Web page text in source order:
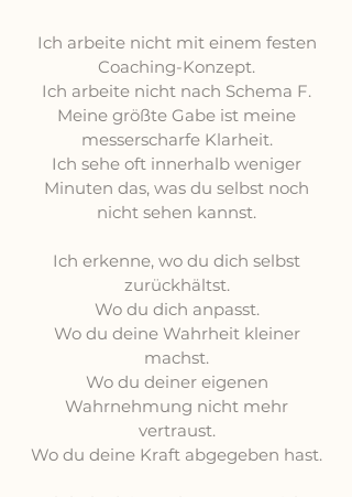
Ich arbeite nicht mit einem festen
Coaching-Konzept.
Ich arbeite nicht nach Schema F.
Meine größte Gabe ist meine
messerscharfe Klarheit.
Ich sehe oft innerhalb weniger
Minuten das, was du selbst noch
nicht sehen kannst.
Ich erkenne, wo du dich selbst
zurückhältst.
Wo du dich anpasst.
Wo du deine Wahrheit kleiner
machst.
Wo du deiner eigenen
Wahrnehmung nicht mehr
vertraust.
Wo du deine Kraft abgegeben hast.